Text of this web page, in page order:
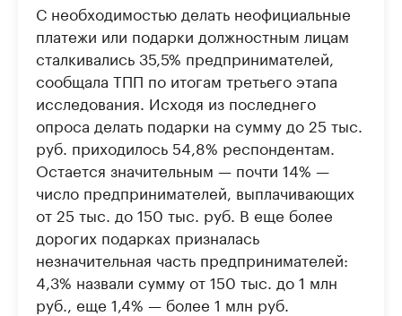
С необходимостью делать неофициальные
платежи или подарки должностным лицам
сталкивались 35,5% предпринимателей,
сообщала ТПП по итогам третьего этапа
исследования. Исходя из последнего
опроса делать подарки на сумму до 25 тыс.
руб. приходилось 54,8% респондентам.
Остается значительным — почти 14% —
число предпринимателей, выплачивающих
от 25 тыс. до 150 тыс. руб. В еще более
дорогих подарках призналась
незначительная часть предпринимателей:
4,3% назвали сумму от 150 тыс. до 1 млн
руб., еще 1,4% — более 1 млн руб.